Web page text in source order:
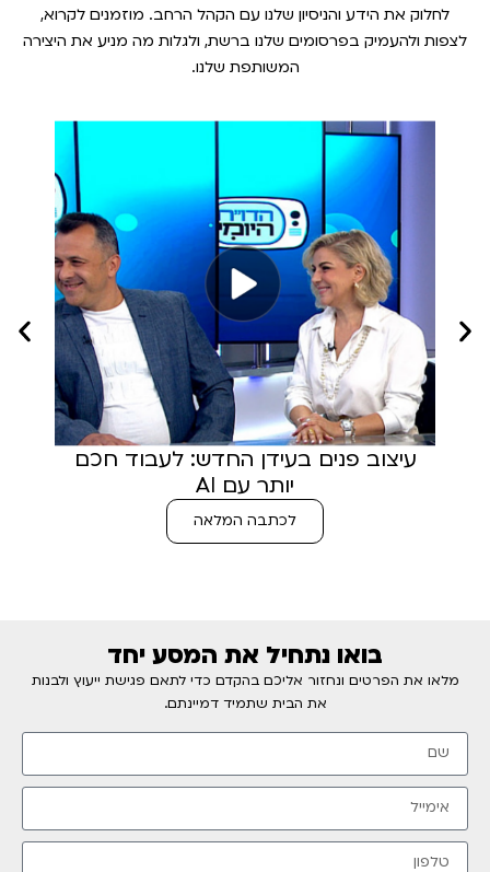
לחלוק את הידע והניסיון שלנו עם הקהל הרחב. מוזמנים לקרוא,
לצפות ולהעמיק בפרסומים שלנו ברשת, ולגלות מה מניע את היצירה
המשותפת שלנו.
עיצוב פנים בעידן החדש: לעבוד חכם
יותר עם AI
לכתבה המלאה
בואו נתחיל את המסע יחד
מלאו את הפרטים ונחזור אליכם בהקדם כדי לתאם פגישת ייעוץ ולבנות
את הבית שתמיד דמיינתם.